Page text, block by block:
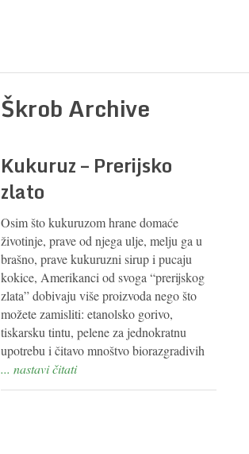
Škrob Archive
Kukuruz – Prerijsko
zlato
Osim što kukuruzom hrane domaće
životinje, prave od njega ulje, melju ga u
brašno, prave kukuruzni sirup i pucaju
kokice, Amerikanci od svoga “prerijskog
zlata” dobivaju više proizvoda nego što
možete zamisliti: etanolsko gorivo,
tiskarsku tintu, pelene za jednokratnu
upotrebu i čitavo mnoštvo biorazgradivih
... nastavi čitati